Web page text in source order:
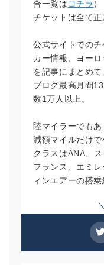
合一覧は コチラ ）
チケットは全て正
公式サイトでの
カー情報、ヨー
を記事にまとめて
ブログ最高月間
数1万人以上。
陸マイラーでも
減額マイルだけ
クラスはANA、
フランス、エミ
ィンエアーの搭乗